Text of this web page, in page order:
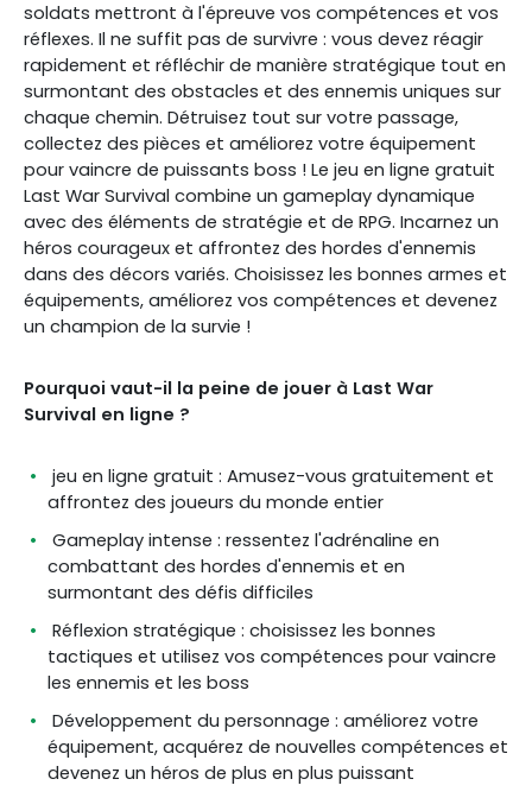
soldats mettront à l'épreuve vos compétences et vos
réflexes. Il ne suffit pas de survivre : vous devez réagir
rapidement et réfléchir de manière stratégique tout en
surmontant des obstacles et des ennemis uniques sur
chaque chemin. Détruisez tout sur votre passage,
collectez des pièces et améliorez votre équipement
pour vaincre de puissants boss ! Le jeu en ligne gratuit
Last War Survival combine un gameplay dynamique
avec des éléments de stratégie et de RPG. Incarnez un
héros courageux et affrontez des hordes d'ennemis
dans des décors variés. Choisissez les bonnes armes et
équipements, améliorez vos compétences et devenez
un champion de la survie !
Pourquoi vaut-il la peine de jouer à Last War
Survival en ligne ?
jeu en ligne gratuit : Amusez-vous gratuitement et
affrontez des joueurs du monde entier
Gameplay intense : ressentez l'adrénaline en
combattant des hordes d'ennemis et en
surmontant des défis difficiles
Réflexion stratégique : choisissez les bonnes
tactiques et utilisez vos compétences pour vaincre
les ennemis et les boss
Développement du personnage : améliorez votre
équipement, acquérez de nouvelles compétences et
devenez un héros de plus en plus puissant